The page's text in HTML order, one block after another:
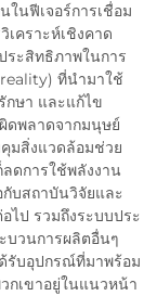
นฟีเจอร์การเชื่อม
เคราะห์เชิงคาด
ระสิทธิภาพในการ
ที่นำมาใช้
กษา และแก้ไข
ดพลาดจากมนุษย์
มสิ่งแวดล้อมช่วย
ดการใช้พลังงาน
บสถาบันวิจัยและ
ป รวมถึงระบบประ
บวนการผลิตอื่นๆ
รับอุปกรณ์ที่มาพร้อม
กเขาอยู่ในแนวหน้า